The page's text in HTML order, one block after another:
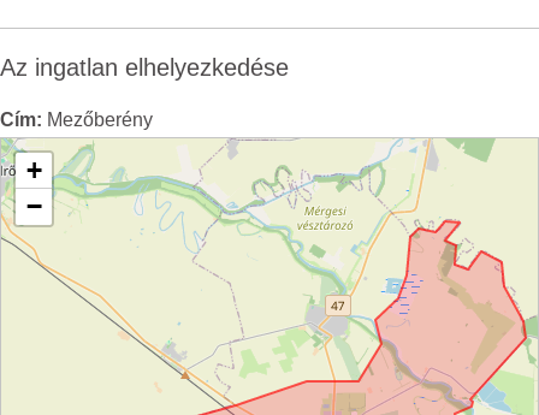
Az ingatlan elhelyezkedése
Cím: Mezőberény
+
−